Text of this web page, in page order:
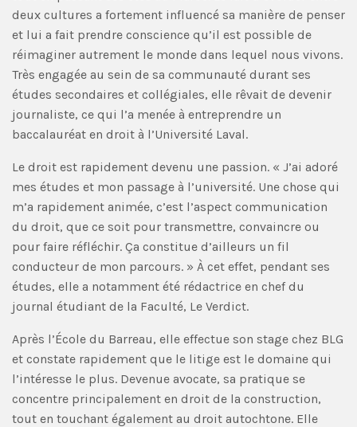
deux cultures a fortement influencé sa manière de penser
et lui a fait prendre conscience qu’il est possible de
réimaginer autrement le monde dans lequel nous vivons.
Très engagée au sein de sa communauté durant ses
études secondaires et collégiales, elle rêvait de devenir
journaliste, ce qui l’a menée à entreprendre un
baccalauréat en droit à l’Université Laval.
Le droit est rapidement devenu une passion. « J’ai adoré
mes études et mon passage à l’université. Une chose qui
m’a rapidement animée, c’est l’aspect communication
du droit, que ce soit pour transmettre, convaincre ou
pour faire réfléchir. Ça constitue d’ailleurs un fil
conducteur de mon parcours. » À cet effet, pendant ses
études, elle a notamment été rédactrice en chef du
journal étudiant de la Faculté, Le Verdict.
Après l’École du Barreau, elle effectue son stage chez BLG
et constate rapidement que le litige est le domaine qui
l’intéresse le plus. Devenue avocate, sa pratique se
concentre principalement en droit de la construction,
tout en touchant également au droit autochtone. Elle